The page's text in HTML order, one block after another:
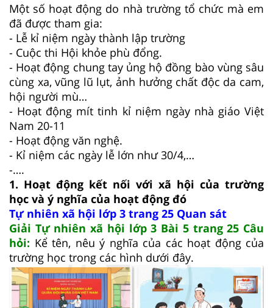
Một số hoạt động do nhà trường tổ chức mà em
đã được tham gia:
- Lễ kỉ niệm ngày thành lập trường
- Cuộc thi Hội khỏe phù đổng.
- Hoạt động chung tay ủng hộ đồng bào vùng sâu
cùng xa, vũng lũ lụt, ảnh hưởng chất độc da cam,
hội người mù…
- Hoạt động mít tinh kỉ niệm ngày nhà giáo Việt
Nam 20-11
- Hoạt động văn nghệ.
- Kỉ niệm các ngày lễ lớn như 30/4,…
-….
1. Hoạt động kết nối với xã hội của trường
học và ý nghĩa của hoạt động đó
Tự nhiên xã hội lớp 3 trang 25 Quan sát
Giải Tự nhiên xã hội lớp 3 Bài 5 trang 25 Câu
hỏi: Kể tên, nêu ý nghĩa của các hoạt động của
trường học trong các hình dưới đây.